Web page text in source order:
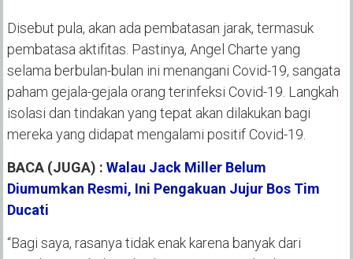
Disebut pula, akan ada pembatasan jarak, termasuk
pembatasa aktifitas. Pastinya, Angel Charte yang
selama berbulan-bulan ini menangani Covid-19, sangata
paham gejala-gejala orang terinfeksi Covid-19. Langkah
isolasi dan tindakan yang tepat akan dilakukan bagi
mereka yang didapat mengalami positif Covid-19.
BACA (JUGA) : Walau Jack Miller Belum
Diumumkan Resmi, Ini Pengakuan Jujur Bos Tim
Ducati
“Bagi saya, rasanya tidak enak karena banyak dari